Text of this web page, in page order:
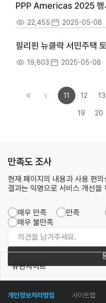
PPP Americas 2025 행
22,455 2025-05-08
필리핀 뉴클락 서민주택
19,603 2025-05-08
11 12 13
19
20
만족도 조사
현재 페이지의 내용과 사용 편
결과는 익명으로 서비스 개선을
매우 만족 만족
매우 불만족
개인정보처리방침 사이트맵
유관사이트